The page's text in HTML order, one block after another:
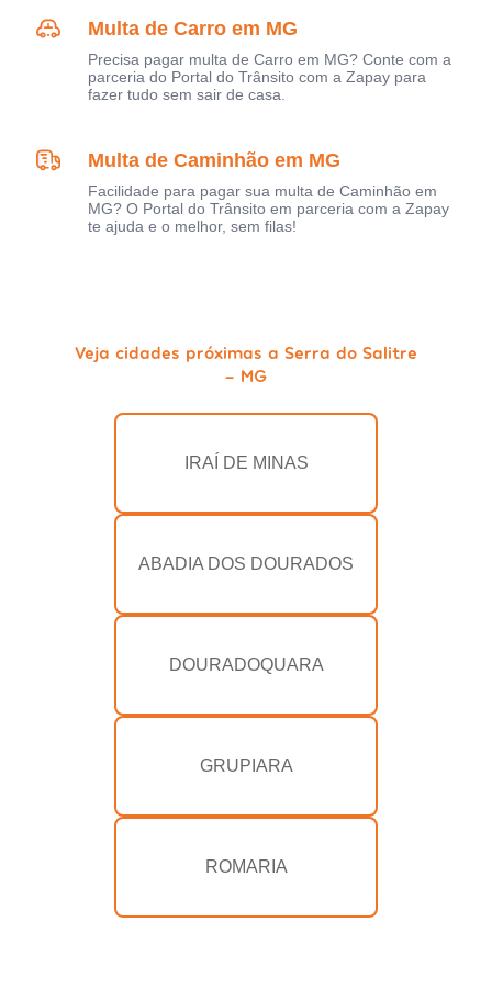
Multa de Carro em MG
Precisa pagar multa de Carro em MG? Conte com a
parceria do Portal do Trânsito com a Zapay para
fazer tudo sem sair de casa.
Multa de Caminhão em MG
Facilidade para pagar sua multa de Caminhão em
MG? O Portal do Trânsito em parceria com a Zapay
te ajuda e o melhor, sem filas!
Veja cidades próximas a Serra do Salitre
- MG
IRAÍ DE MINAS
ABADIA DOS DOURADOS
DOURADOQUARA
GRUPIARA
ROMARIA